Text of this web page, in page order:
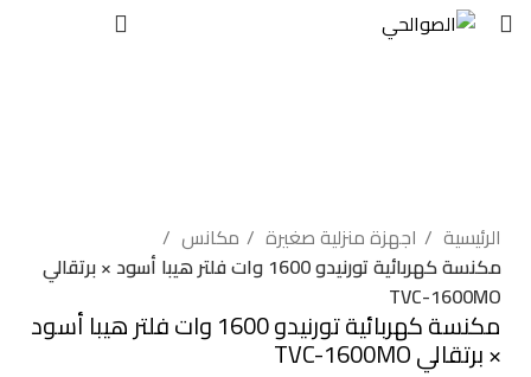
الرئيسية
اجهزة منزلية صغيرة
مكانس
مكنسة كهربائية تورنيدو 1600 وات فلتر هيبا أسود × برتقالي
TVC-1600MO
مكنسة كهربائية تورنيدو 1600 وات فلتر هيبا أسود
× برتقالي TVC-1600MO